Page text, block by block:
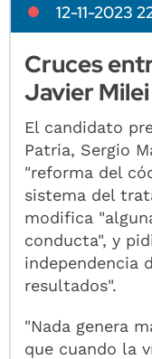
12-11-2023
Cruces
Javier
El candidato
Patria, Sergio
"reforma del
sistema del
modifica
conducta", y
independencia
resultados".
"Nada genera
que cuando la